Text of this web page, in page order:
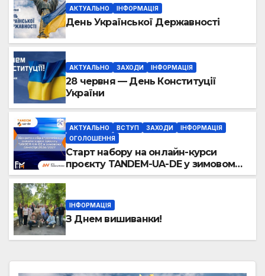
АКТУАЛЬНО ІНФОРМАЦІЯ
День Української Державності
АКТУАЛЬНО ЗАХОДИ ІНФОРМАЦІЯ
28 червня — День Конституції
України
АКТУАЛЬНО ВСТУП ЗАХОДИ
ІНФОРМАЦІЯ
ОГОЛОШЕННЯ
Старт набору на онлайн-курси
проєкту TANDEM-UA-DE у зимовому
семестрі 2026/2027!
ІНФОРМАЦІЯ
З Днем вишиванки!